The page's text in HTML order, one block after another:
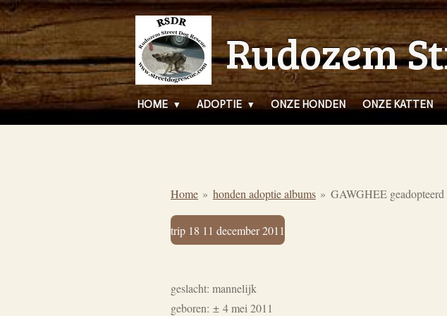
Ga
direct
naar
de
hoofdinhoud
Rudozem
HOME ADOPTIE ONZE HONDEN ONZE KATTEN
Home » honden adoptie albums » GAWGHEE geadopteerd
trip 18 11 december 2011
geslacht: mannelijk
geboren: ± 4 mei 2011